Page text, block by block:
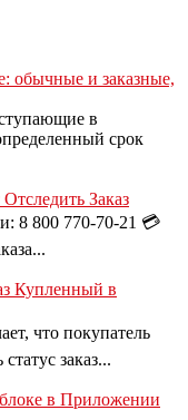
обычные и заказные,
в
срок
Заказ
8 800 770-70-21 💳
Купленный в
что покупатель
заказ...
в Приложении